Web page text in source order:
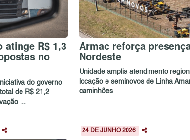
atinge R$ 1,3
no
do governo
de R$ 21,2
...
Armac reforça
Nordeste
Unidade amplia atendimento
locação e seminovos de Linha
caminhões
24 DE JUNHO 2026